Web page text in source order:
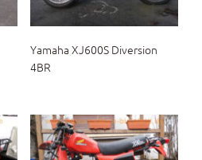
Yamaha XJ600S Diversion
4BR